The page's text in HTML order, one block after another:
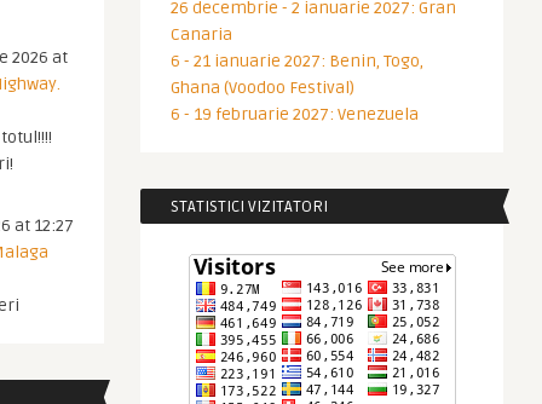
2026 at
at 12:27
26 decembrie - 2 ianuarie 2027: Gran
Canaria
6 - 21 ianuarie 2027: Benin, Togo,
Ghana (Voodoo Festival)
6 - 19 februarie 2027: Venezuela
STATISTICI VIZITATORI